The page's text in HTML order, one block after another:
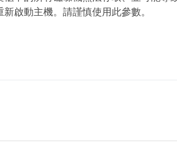
啟動主機。請謹慎使用此參數。